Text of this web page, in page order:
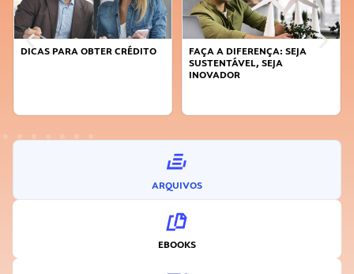
DICAS PARA OBTER CRÉDITO
FAÇA A DIFERENÇA: SEJA
SUSTENTÁVEL, SEJA
INOVADOR
ARQUIVOS
EBOOKS